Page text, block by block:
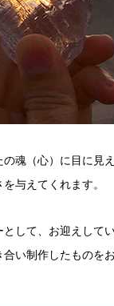
魂（心）に目に見
を与えてくれます。
して、お迎えしてい
い制作したものを